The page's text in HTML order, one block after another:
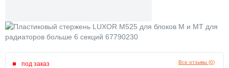
Все отзывы (0)
под заказ